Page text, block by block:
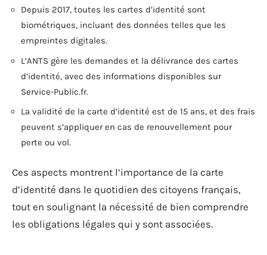
Depuis 2017, toutes les cartes d’identité sont
biométriques, incluant des données telles que les
empreintes digitales.
L’ANTS gère les demandes et la délivrance des cartes
d’identité, avec des informations disponibles sur
Service-Public.fr.
La validité de la carte d’identité est de 15 ans, et des frais
peuvent s’appliquer en cas de renouvellement pour
perte ou vol.
Ces aspects montrent l’importance de la carte
d’identité dans le quotidien des citoyens français,
tout en soulignant la nécessité de bien comprendre
les obligations légales qui y sont associées.